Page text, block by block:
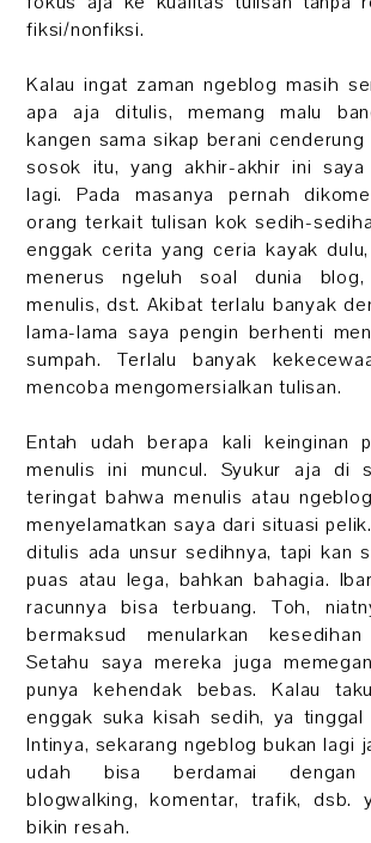
fiksi/nonfiksi.
Kalau ingat zaman ngeblog masih
apa aja ditulis, memang malu
kangen sama sikap berani
sosok itu, yang akhir-akhir ini saya
lagi. Pada masanya pernah
orang terkait tulisan kok sedih-
enggak cerita yang ceria kayak
menerus ngeluh soal dunia
menulis, dst. Akibat terlalu banyak
lama-lama saya pengin berhenti
sumpah. Terlalu banyak
mencoba mengomersialkan tulisan.
Entah udah berapa kali keinginan
menulis ini muncul. Syukur aja di
teringat bahwa menulis atau
menyelamatkan saya dari situasi
ditulis ada unsur sedihnya, tapi kan
puas atau lega, bahkan bahagia.
racunnya bisa terbuang. Toh,
bermaksud menularkan
Setahu saya mereka juga
punya kehendak bebas. Kalau
enggak suka kisah sedih, ya tinggal
Intinya, sekarang ngeblog bukan lagi
udah bisa berdamai dengan
blogwalking, komentar, trafik, dsb.
bikin resah.